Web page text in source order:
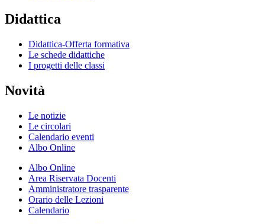
Didattica
Didattica-Offerta formativa
Le schede didattiche
I progetti delle classi
Novità
Le notizie
Le circolari
Calendario eventi
Albo Online
Albo Online
Area Riservata Docenti
Amministratore trasparente
Orario delle Lezioni
Calendario